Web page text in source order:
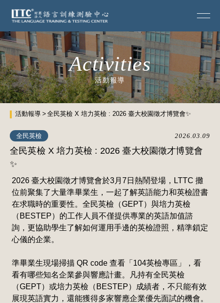
Activities
活動報導
活動報導 全民英檢 X 培力英檢 : 2026 臺大校園徵才博覽會✨
全民英檢 2026.03.09
全民英檢 X 培力英檢 : 2026 臺大校園徵才博覽會
✨
2026 臺大校園徵才博覽會於3月7日熱鬧登場，LTTC 攤
位前聚集了大量準畢業生，一起了解英語能力和英檢證書
在求職時的重要性。全民英檢（GEPT）與培力英檢
（BESTEP）的工作人員不僅提供專業的英語加值諮
詢，更協助學生了解如何運用手邊的英檢證照，精準鎖定
心儀的企業。
準畢業生現場掃描 QR code 查看「104英檢專區」，看
看有哪些知名企業參與響應計畫。凡持有全民英檢
（GEPT）或培力英檢（BESTEP）成績者，不只能有效
展現英語實力，還能獲得多家響應企業優先面試的機會。